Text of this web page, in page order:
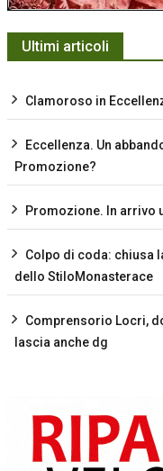
Ultimi articoli
Clamoroso in
Eccellenza. Un
Promozione?
Promozione. In arrivo
Colpo di coda: chiusa
dello StiloMonasterace
Comprensorio Locri,
lascia anche dg